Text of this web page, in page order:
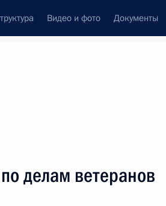
Видео и фото Документы
делам ветеранов